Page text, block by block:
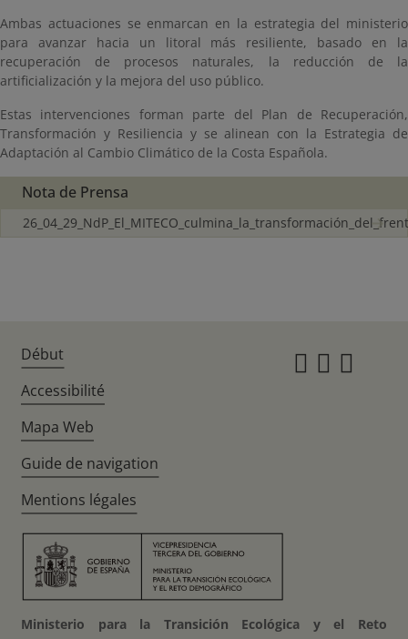
Ambas actuaciones se enmarcan en la estrategia del ministerio
para avanzar hacia un litoral más resiliente, basado en la
recuperación de procesos naturales, la reducción de la
artificialización y la mejora del uso público.
Estas intervenciones forman parte del Plan de Recuperación,
Transformación y Resiliencia y se alinean con la Estrategia de
Adaptación al Cambio Climático de la Costa Española.
Nota de Prensa
Début
Accessibilité
Mapa Web
Guide de navigation
Mentions légales
Ministerio para la Transición Ecológica y el Reto